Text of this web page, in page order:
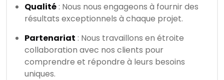
Qualité: Nous nous engageons à fournir des
résultats exceptionnels à chaque projet.
Partenariat : Nous travaillons en étroite
collaboration avec nos clients pour
comprendre et répondre à leurs besoins
uniques.